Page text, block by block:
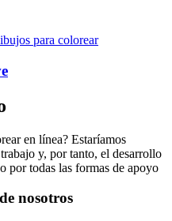
en línea? Estaríamos
y, por tanto, el desarrollo
por todas las formas de apoyo
nosotros